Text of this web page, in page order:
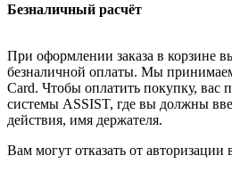
Безналичный расчёт
При оформлении заказа в корзине
безналичной оплаты. Мы
Card. Чтобы оплатить покупку, вас
системы ASSIST, где вы должны
действия, имя держателя.
Вам могут отказать от авторизации